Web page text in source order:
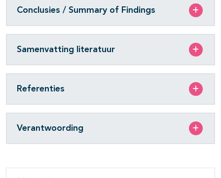
Conclusies / Summary of Findings
Samenvatting literatuur
Referenties
Verantwoording